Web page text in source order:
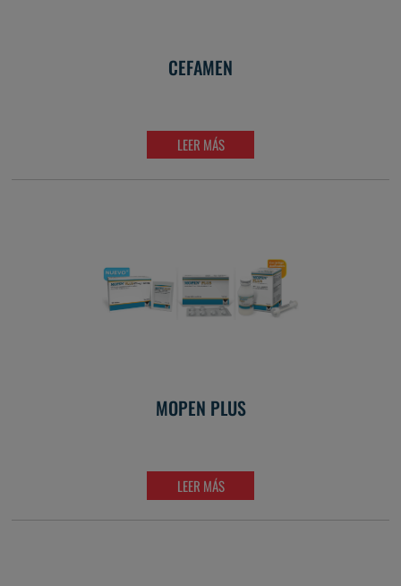
CEFAMEN
LEER MÁS
MOPEN PLUS
LEER MÁS